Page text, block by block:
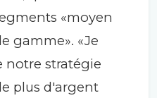
«moyen
gamme». «Je
notre stratégie
plus d'argent